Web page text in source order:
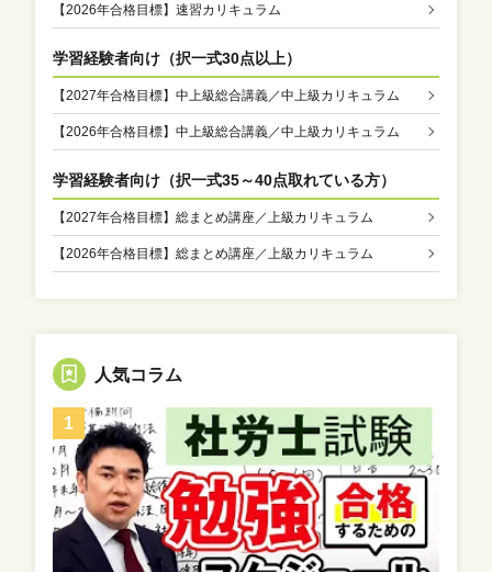
【2026年合格目標】速習カリキュラム
学習経験者向け（択一式30点以上）
【2027年合格目標】中上級総合講義／中上級カリキュラム
【2026年合格目標】中上級総合講義／中上級カリキュラム
学習経験者向け（択一式35～40点取れている方）
【2027年合格目標】総まとめ講座／上級カリキュラム
【2026年合格目標】総まとめ講座／上級カリキュラム
人気コラム